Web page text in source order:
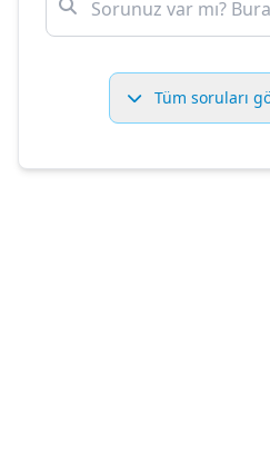
Tüm soruları